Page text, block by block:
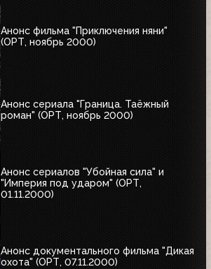
Анонс фильма "Приключения няни"
(ОРТ, ноябрь 2000)
Анонс сериала "Граница. Таёжный
роман" (ОРТ, ноябрь 2000)
Анонс сериалов "Убойная сила" и
"Империя под ударом" (ОРТ,
01.11.2000)
Анонс документального фильма "Дикая
охота" (ОРТ, 07.11.2000)